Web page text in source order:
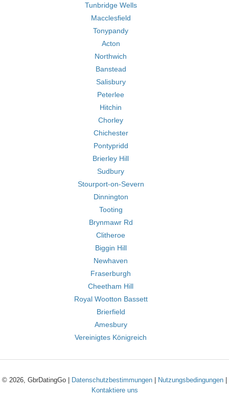
Tunbridge Wells
Macclesfield
Tonypandy
Acton
Northwich
Banstead
Salisbury
Peterlee
Hitchin
Chorley
Chichester
Pontypridd
Brierley Hill
Sudbury
Stourport-on-Severn
Dinnington
Tooting
Brynmawr Rd
Clitheroe
Biggin Hill
Newhaven
Fraserburgh
Cheetham Hill
Royal Wootton Bassett
Brierfield
Amesbury
Vereinigtes Königreich
© 2026, GbrDatingGo | Datenschutzbestimmungen Nutzungsbedingungen
Kontaktiere uns